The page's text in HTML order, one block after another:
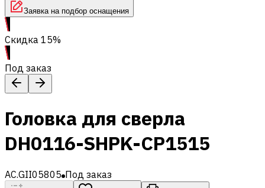
Заявка на подбор оснащения
Скидка 15%
Под заказ
Головка для сверла
DH0116-SHPK-CP1515
AC.GII05805 Под заказ